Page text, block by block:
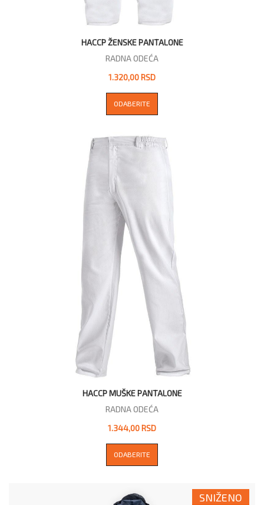
HACCP ŽENSKE PANTALONE
RADNA ODEĆA
1.320,00 RSD
ODABERITE
HACCP MUŠKE PANTALONE
RADNA ODEĆA
1.344,00 RSD
ODABERITE
SNIŽENO